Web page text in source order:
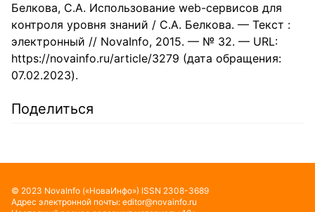
Белкова, С.А. Использование web-сервисов для
контроля уровня знаний / С.А. Белкова. — Текст :
электронный // NovaInfo, 2015. — № 32. — URL:
https://novainfo.ru/article/3279 (дата обращения:
07.02.2023).
Поделиться
© 2023 NovaInfo («НоваИнфо») ISSN 2308-3689
Адрес электронной почты: editor@novainfo.ru